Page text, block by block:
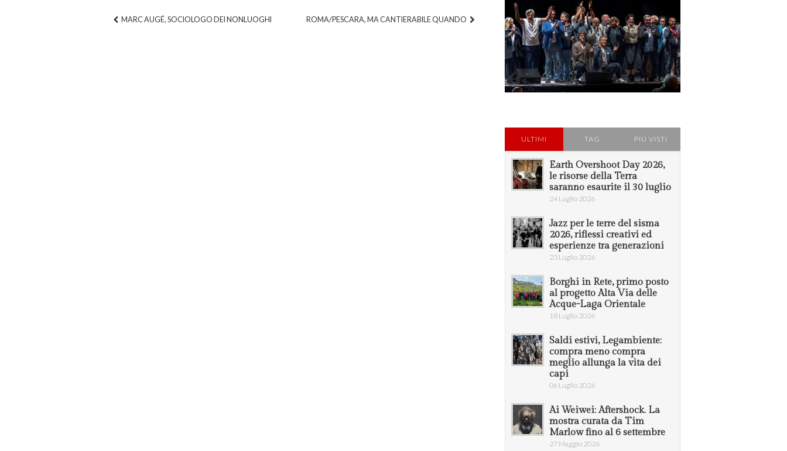
MARC AUGÉ, SOCIOLOGO DEI NONLUOGHI ROMA/PESCARA, MA CANTIERABILE QUANDO
ULTIMI TAG PIÙ VISTI
Earth Overshoot Day 2026,
le risorse della Terra
saranno esaurite il 30 luglio
24 Luglio 2026
Jazz per le terre del sisma
2026, riflessi creativi ed
esperienze tra generazioni
23 Luglio 2026
Borghi in Rete, primo posto
al progetto Alta Via delle
Acque-Laga Orientale
18 Luglio 2026
Saldi estivi, Legambiente:
compra meno compra
meglio allunga la vita dei
capi
06 Luglio 2026
Ai Weiwei: Aftershock. La
mostra curata da Tim
Marlow fino al 6 settembre
27 Maggio 2026